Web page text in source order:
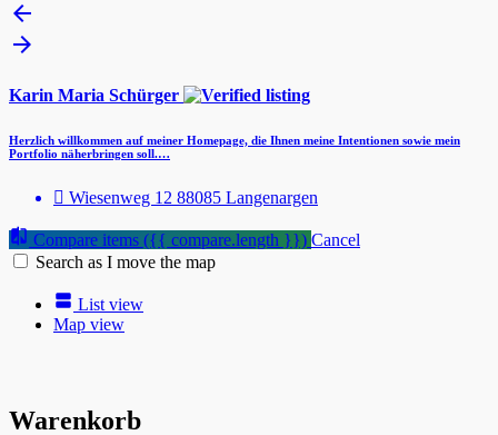
Karin Maria Schürger
Herzlich willkommen auf meiner Homepage, die Ihnen meine Intentionen sowie mein
Portfolio näherbringen soll.…
Wiesenweg 12 88085 Langenargen
Compare items ({{ compare.length }}) Cancel
Search as I move the map
List view
Map view
Warenkorb